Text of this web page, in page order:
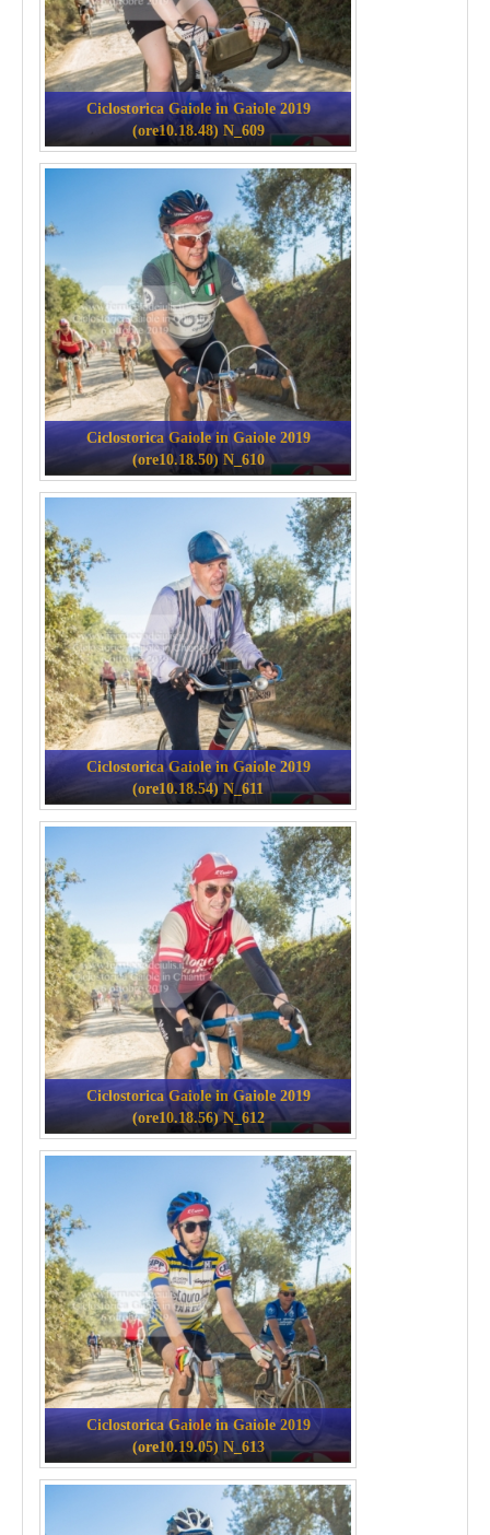
Ciclostorica Gaiole in Gaiole 2019
(ore10.18.48) N_609
Ciclostorica Gaiole in Gaiole 2019
(ore10.18.50) N_610
Ciclostorica Gaiole in Gaiole 2019
(ore10.18.54) N_611
Ciclostorica Gaiole in Gaiole 2019
(ore10.18.56) N_612
Ciclostorica Gaiole in Gaiole 2019
(ore10.19.05) N_613